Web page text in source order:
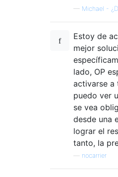
— Michael -
Estoy de
mejor
lado, OP
activarse a
puedo ver
se vea
desde una
lograr el
tanto, la
nocarrier